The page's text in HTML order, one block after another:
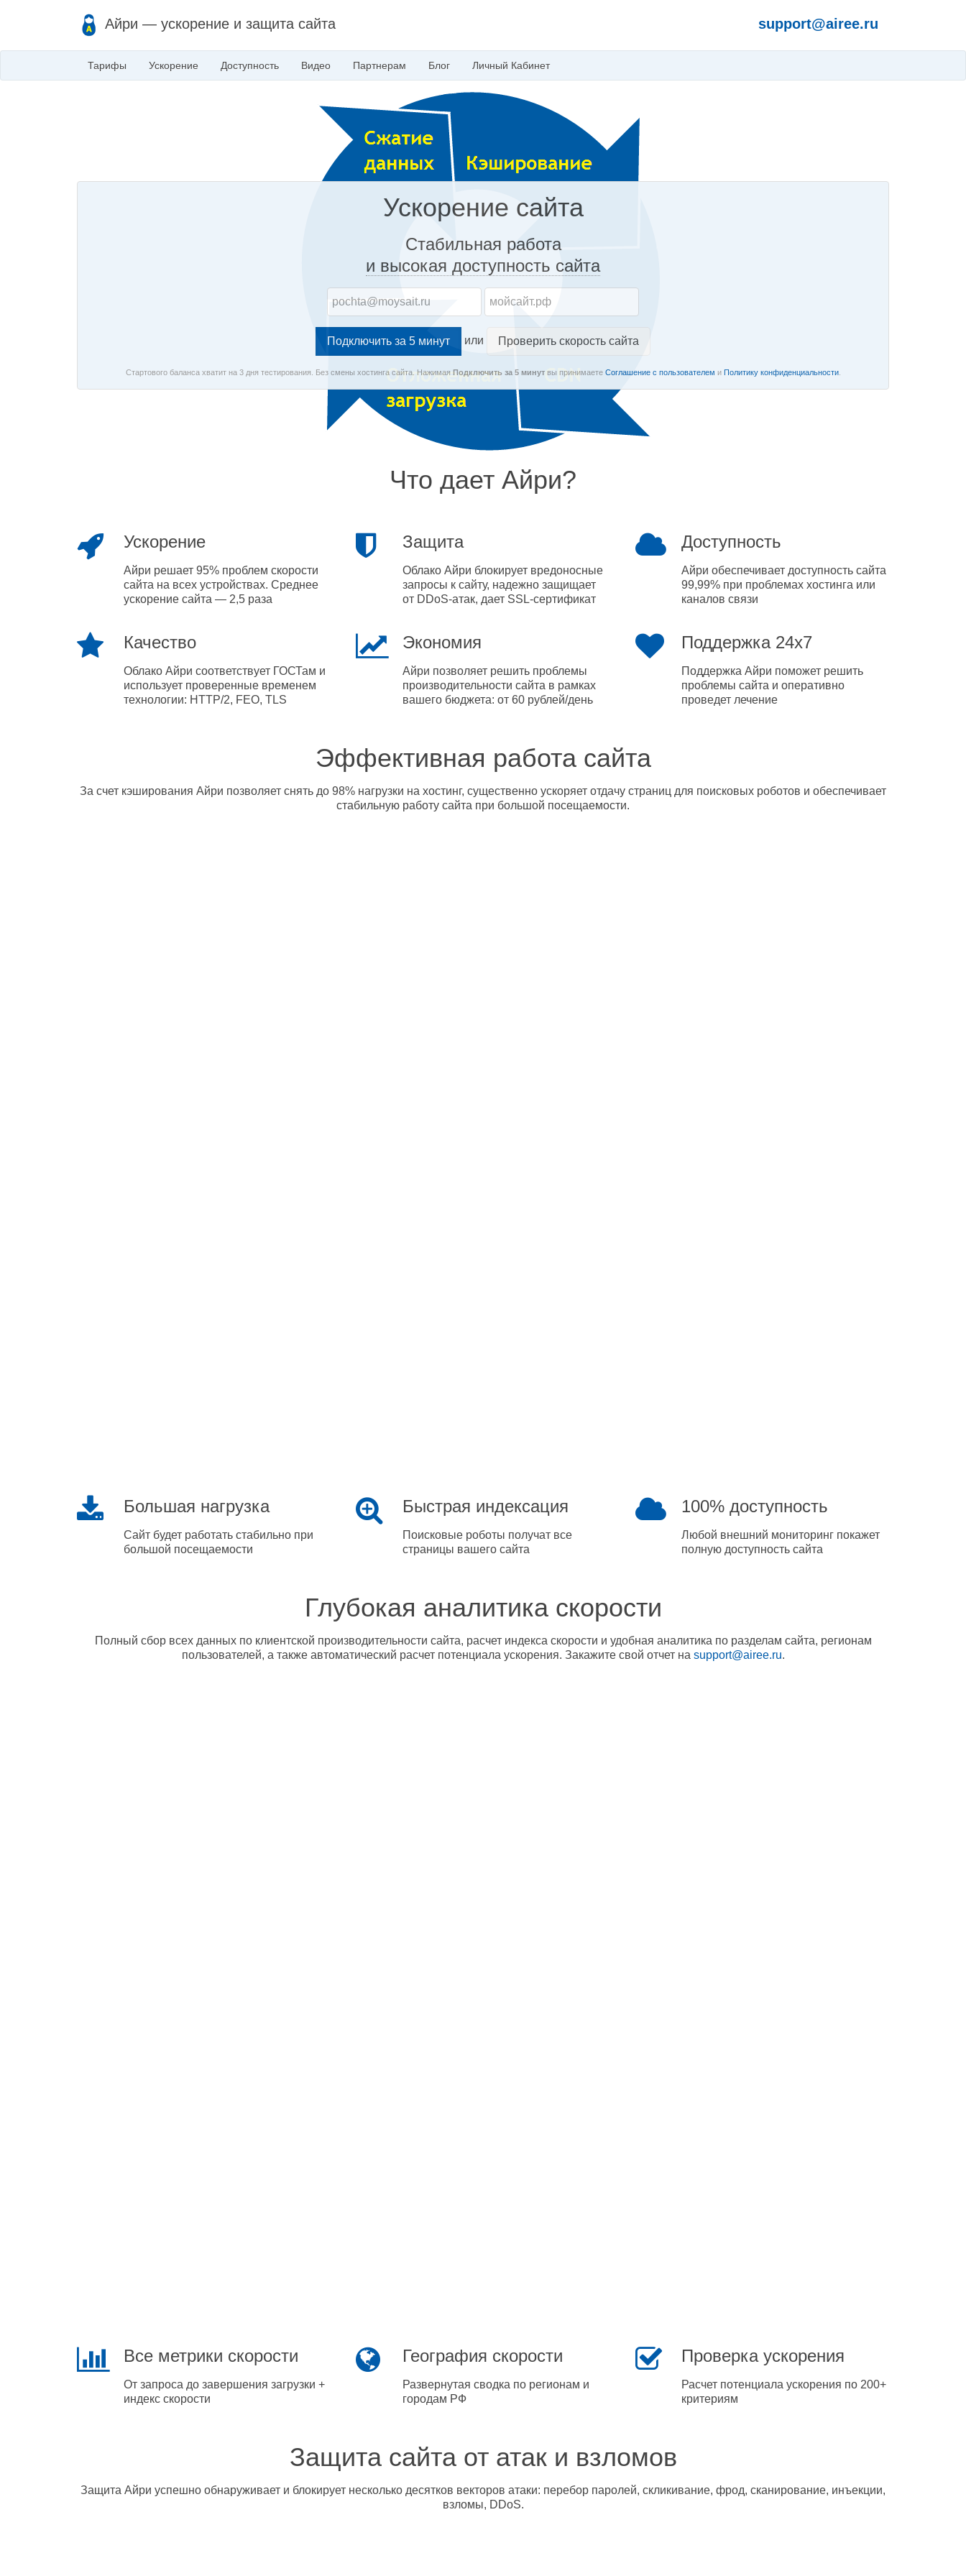
Айри — ускорение и защита сайта support@airee.ru
Тарифы Ускорение Доступность Видео Партнерам Блог Личный Кабинет
Ускорение сайта
Стабильная работа
и высокая доступность сайта
или Проверить скорость сайта
Стартового баланса хватит на 3 дня тестирования. Без смены хостинга сайта. Нажимая Подключить за 5 минутвы принимаете Соглашение с пользователем и Политику конфиденциальности.
Что дает Айри?
Ускорение
Айри решает 95% проблем скорости
сайта на всех устройствах. Среднее
ускорение сайта — 2,5 раза
Защита
Облако Айри блокирует вредоносные
запросы к сайту, надежно защищает
от DDoS-атак, дает SSL-сертификат
Доступность
Айри обеспечивает доступность сайта
99,99% при проблемах хостинга или
каналов связи
Качество
Облако Айри соответствует ГОСТам и
использует проверенные временем
технологии: HTTP/2, FEO, TLS
Экономия
Айри позволяет решить проблемы
производительности сайта в рамках
вашего бюджета: от 60 рублей/день
Поддержка 24x7
Поддержка Айри поможет решить
проблемы сайта и оперативно
проведет лечение
Эффективная работа сайта
За счет кэширования Айри позволяет снять до 98% нагрузки на хостинг, существенно ускоряет отдачу страниц для поисковых роботов и обеспечивает
стабильную работу сайта при большой посещаемости.
Большая нагрузка
Сайт будет работать стабильно при
большой посещаемости
Быстрая индексация
Поисковые роботы получат все
страницы вашего сайта
100% доступность
Любой внешний мониторинг покажет
полную доступность сайта
Глубокая аналитика скорости
Полный сбор всех данных по клиентской производительности сайта, расчет индекса скорости и удобная аналитика по разделам сайта, регионам
пользователей, а также автоматический расчет потенциала ускорения. Закажите свой отчет на support@airee.ru.
Все метрики скорости
От запроса до завершения загрузки +
индекс скорости
География скорости
Развернутая сводка по регионам и
городам РФ
Проверка ускорения
Расчет потенциала ускорения по 200+
критериям
Защита сайта от атак и взломов
Защита Айри успешно обнаруживает и блокирует несколько десятков векторов атаки: перебор паролей, скликивание, фрод, сканирование, инъекции,
взломы, DDoS.